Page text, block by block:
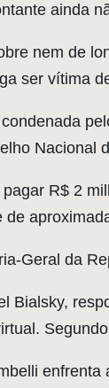
ainda
nem de
ser vítima
Nacional
R$ 2
de
Geral da
Bialsky,